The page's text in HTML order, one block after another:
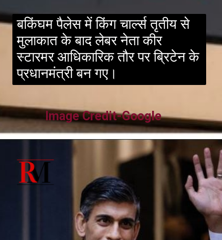
Image Credit-Google
बकिंघम पैलेस में किंग चार्ल्स तृतीय से
मुलाकात के बाद लेबर नेता कीर
स्टारमर आधिकारिक तौर पर ब्रिटेन के
प्रधानमंत्री बन गए।